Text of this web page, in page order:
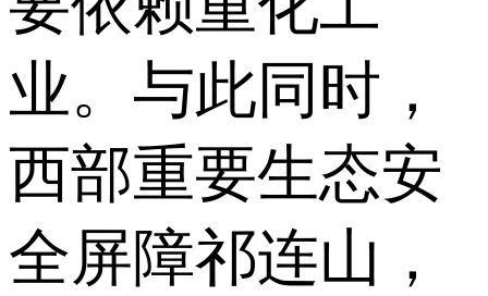
业。与此同时，
西部重要生态安
全屏障祁连山，